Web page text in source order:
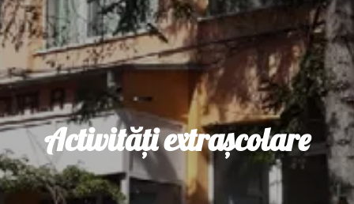
Activități extrașcolare